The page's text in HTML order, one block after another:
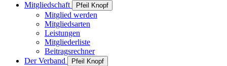
Mitgliedschaft
Pfeil Knopf
Mitglied werden
Mitgliedsarten
Leistungen
Mitgliederliste
Beitragsrechner
Der Verband
Pfeil Knopf